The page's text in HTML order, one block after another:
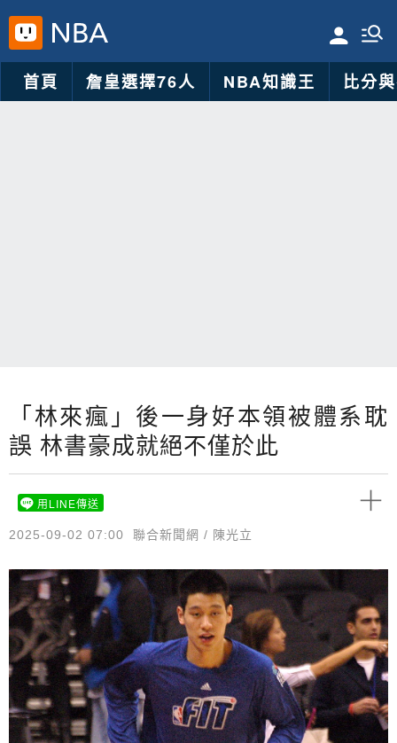
首頁 詹皇選擇76人 NBA知識王 比分
「林來瘋」後一身好本領被體系耽
誤 林書豪成就絕不僅於此
2025-09-02 07:00 聯合新聞網 / 陳光立
用LINE傳送